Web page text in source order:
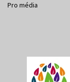
Pro média